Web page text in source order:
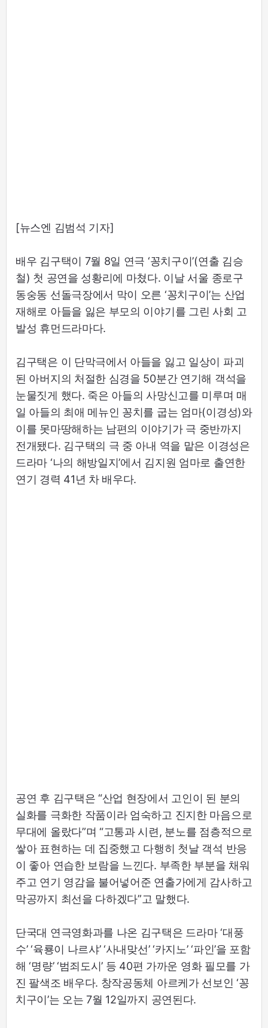
[뉴스엔 김범석 기자]
배우 김구택이 7월 8일 연극 ‘꽁치구이’(연출 김승
철) 첫 공연을 성황리에 마쳤다. 이날 서울 종로구
동숭동 선돌극장에서 막이 오른 ‘꽁치구이’는 산업
재해로 아들을 잃은 부모의 이야기를 그린 사회 고
발성 휴먼드라마다.
김구택은 이 단막극에서 아들을 잃고 일상이 파괴
된 아버지의 처절한 심경을 50분간 연기해 객석을
눈물짓게 했다. 죽은 아들의 사망신고를 미루며 매
일 아들의 최애 메뉴인 꽁치를 굽는 엄마(이경성)와
이를 못마땅해하는 남편의 이야기가 극 중반까지
전개됐다. 김구택의 극 중 아내 역을 맡은 이경성은
드라마 ‘나의 해방일지’에서 김지원 엄마로 출연한
연기 경력 41년 차 배우다.
공연 후 김구택은 “산업 현장에서 고인이 된 분의
실화를 극화한 작품이라 엄숙하고 진지한 마음으로
무대에 올랐다”며 “고통과 시련, 분노를 점층적으로
쌓아 표현하는 데 집중했고 다행히 첫날 객석 반응
이 좋아 연습한 보람을 느낀다. 부족한 부분을 채워
주고 연기 영감을 불어넣어준 연출가에게 감사하고
막공까지 최선을 다하겠다”고 말했다.
단국대 연극영화과를 나온 김구택은 드라마 ‘대풍
수’ ‘육룡이 나르샤’ ‘사내맞선’ ‘카지노’ ‘파인’을 포함
해 ‘명량’ ‘범죄도시’ 등 40편 가까운 영화 필모를 가
진 팔색조 배우다. 창작공동체 아르케가 선보인 ‘꽁
치구이’는 오는 7월 12일까지 공연된다.